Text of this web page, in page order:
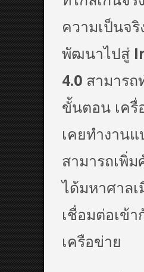
ความเป็นจริ
พัฒนาไปสู่
4.0 สามารถ
ขั้นตอน เครื่
เคยทำงาน
สามารถเพิ่
ได้มหาศาล
เชื่อมต่อเข้า
เครือข่าย